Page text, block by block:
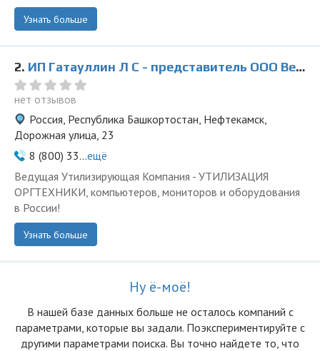
Узнать больше
2. ИП Гатауллин Л С - представитель ООО Ведущая Утилизирующая Компания
нет отзывов
Россия, Республика Башкортостан, Нефтекамск,
Дорожная улица, 23
8 (800) 33...ещё
Ведущая Утилизирующая Компания - УТИЛИЗАЦИЯ
ОРГТЕХНИКИ, компьютеров, мониторов и оборудования
в России!
Узнать больше
Ну ё-моё!
В нашей базе данных больше не осталоcь компаний с
параметрами, которые вы задали. Поэкспериментируйте с
другими параметрами поиска. Вы точно найдете то, что